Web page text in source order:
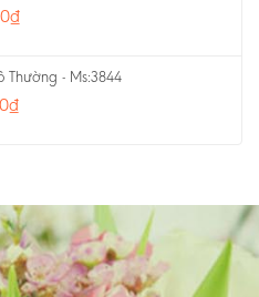
₫
Thường - Ms:3844
₫